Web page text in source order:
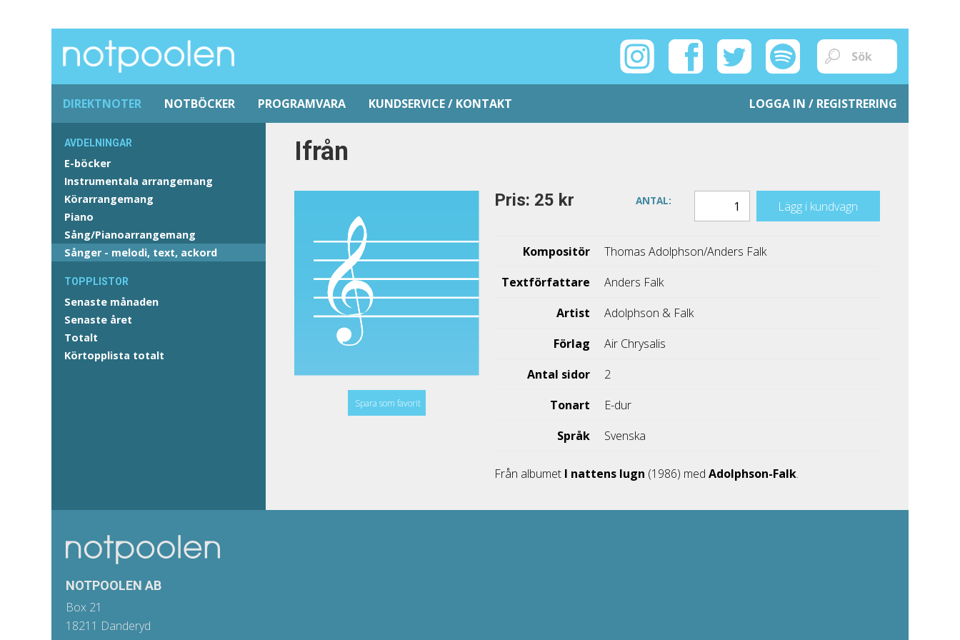
DIREKTNOTER NOTBÖCKER PROGRAMVARA KUNDSERVICE / KONTAKT LOGGA IN / REGISTRERING
AVDELNINGAR
E-böcker
Instrumentala arrangemang
Körarrangemang
Piano
Sång/Pianoarrangemang
Sånger - melodi, text, ackord
TOPPLISTOR
Senaste månaden
Senaste året
Totalt
Körtopplista totalt
Ifrån
Spara som favorit
Pris: 25 kr ANTAL: Lägg i kundvagn
Kompositör
Thomas Adolphson/Anders Falk
Textförfattare
Anders Falk
Artist
Adolphson & Falk
Förlag
Air Chrysalis
Antal sidor
2
Tonart
E-dur
Språk
Svenska
Från albumet I nattens lugn (1986) medAdolphson-Falk.
NOTPOOLEN AB
Box 21
18211 Danderyd